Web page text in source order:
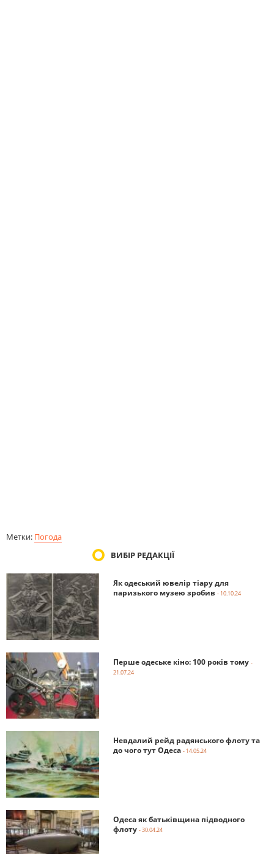
Метки: Погода
ВИБІР РЕДАКЦІЇ
Як одеський ювелір тіару для
паризького музею зробив - 10.10.24
Перше одеське кіно: 100 років тому -
21.07.24
Невдалий рейд радянського флоту та
до чого тут Одеса - 14.05.24
Одеса як батьківщина підводного
флоту - 30.04.24